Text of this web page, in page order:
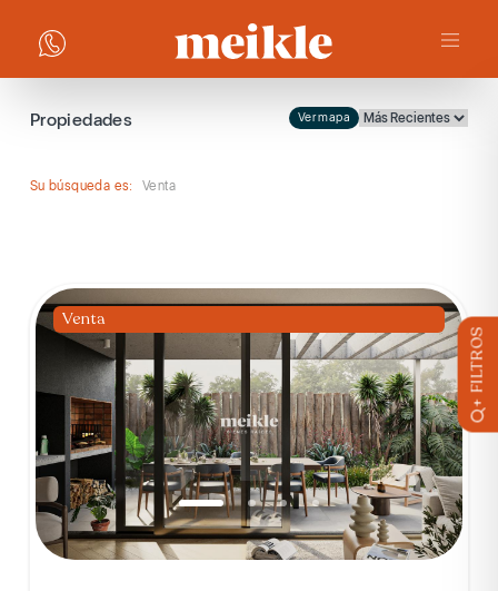
+ FILTROS
Propiedades Ver mapa
Su búsqueda es: Venta
Venta